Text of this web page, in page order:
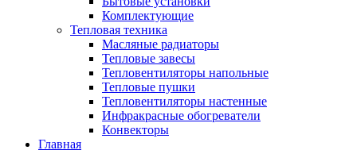
Комплектующие
Тепловая техника
Масляные радиаторы
Тепловые завесы
Тепловентиляторы напольные
Тепловые пушки
Тепловентиляторы настенные
Инфракрасные обогреватели
Конвекторы
Главная